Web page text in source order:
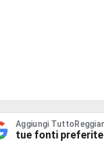
Aggiungi
tue fonti preferite